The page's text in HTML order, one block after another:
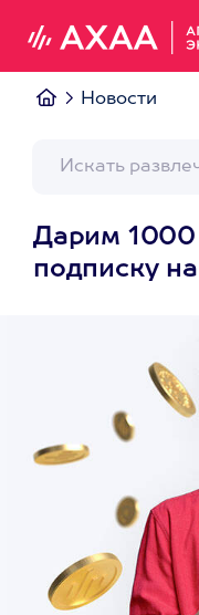
Новости
Дарим 1000
подписку